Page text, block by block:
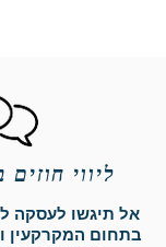
ליווי
אל תיגשו לעסקה
בתחום המקרקעין